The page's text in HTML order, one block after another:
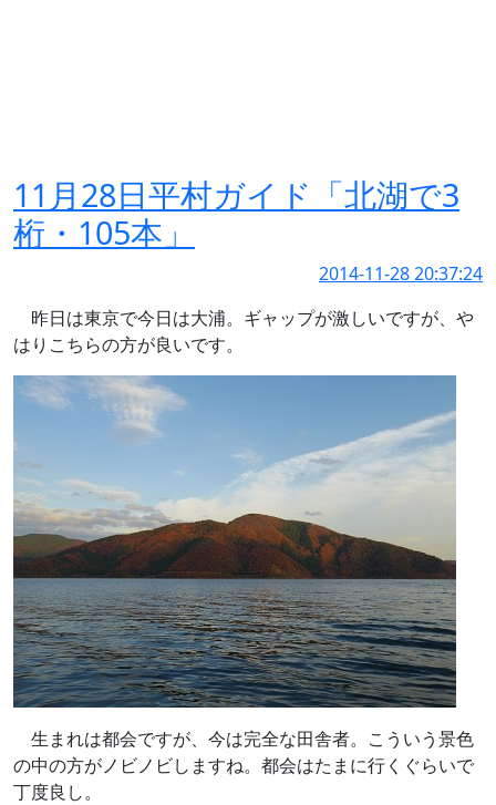
11月28日平村ガイド「北湖で3
桁・105本」
2014-11-28 20:37:24
昨日は東京で今日は大浦。ギャップが激しいですが、や
はりこちらの方が良いです。
生まれは都会ですが、今は完全な田舎者。こういう景色
の中の方がノビノビしますね。都会はたまに行くぐらいで
丁度良し。